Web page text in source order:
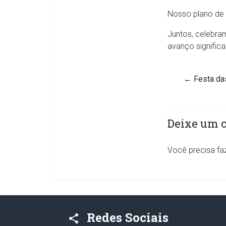
Nosso plano
Juntos,
avanço
← Festa
Deixe um
Você precisa
share Redes Sociais